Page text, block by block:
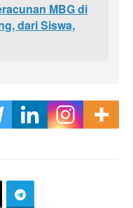
MBG di
dari Siswa,